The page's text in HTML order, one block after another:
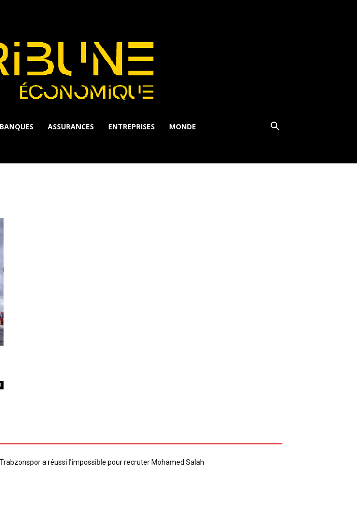
BANQUES ASSURANCES ENTREPRISES MONDE
a réussi l’impossible pour recruter Mohamed Salah